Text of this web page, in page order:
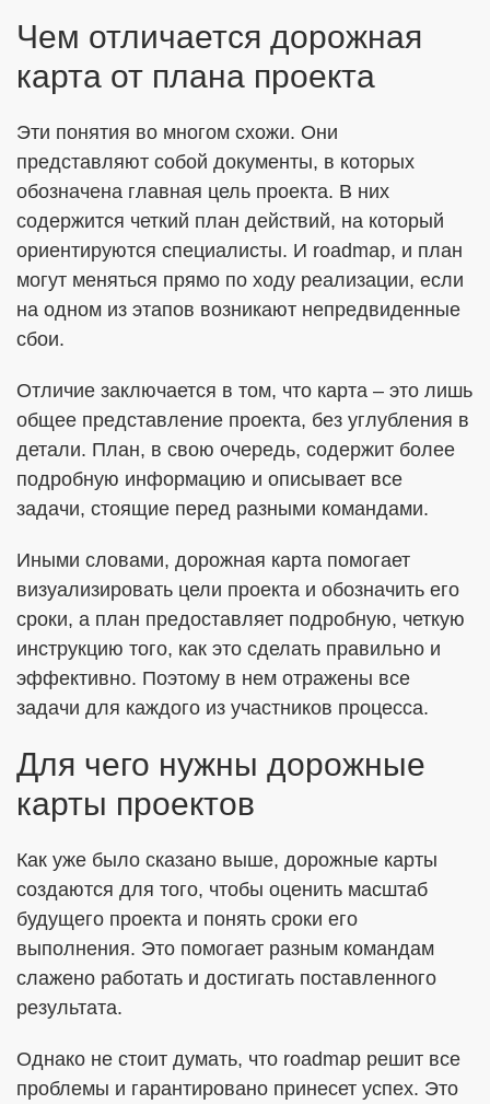
Чем отличается дорожная
карта от плана проекта
Эти понятия во многом схожи. Они
представляют собой документы, в которых
обозначена главная цель проекта. В них
содержится четкий план действий, на который
ориентируются специалисты. И roadmap, и план
могут меняться прямо по ходу реализации, если
на одном из этапов возникают непредвиденные
сбои.
Отличие заключается в том, что карта – это лишь
общее представление проекта, без углубления в
детали. План, в свою очередь, содержит более
подробную информацию и описывает все
задачи, стоящие перед разными командами.
Иными словами, дорожная карта помогает
визуализировать цели проекта и обозначить его
сроки, а план предоставляет подробную, четкую
инструкцию того, как это сделать правильно и
эффективно. Поэтому в нем отражены все
задачи для каждого из участников процесса.
Для чего нужны дорожные
карты проектов
Как уже было сказано выше, дорожные карты
создаются для того, чтобы оценить масштаб
будущего проекта и понять сроки его
выполнения. Это помогает разным командам
слажено работать и достигать поставленного
результата.
Однако не стоит думать, что roadmap решит все
проблемы и гарантировано принесет успех. Это